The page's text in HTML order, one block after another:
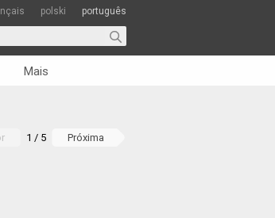
polski português
Mais
1 / 5 Próxima